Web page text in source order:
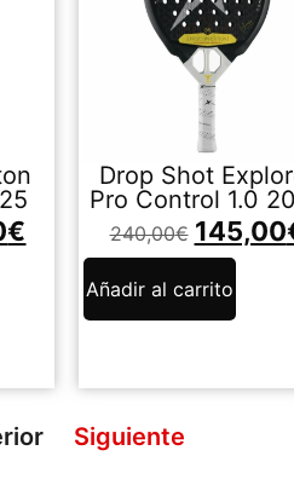
€
Drop Shot
Pro Control 1.0
240,00€ 145,00
Añadir al carrito
Siguiente